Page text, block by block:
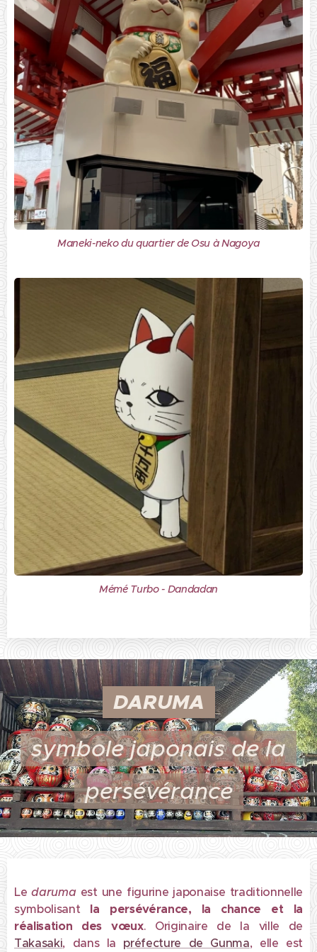
Maneki-neko du quartier de Osu à Nagoya
Mémé Turbo - Dandadan
DARUMA
symbole japonais de la
persévérance
Ledarumaest une figurine japonaise traditionnelle
symbolisant la persévérance, la chance et la
réalisation des vœux. Originaire de la ville de
Takasaki, dans la préfecture de Gunma, elle est